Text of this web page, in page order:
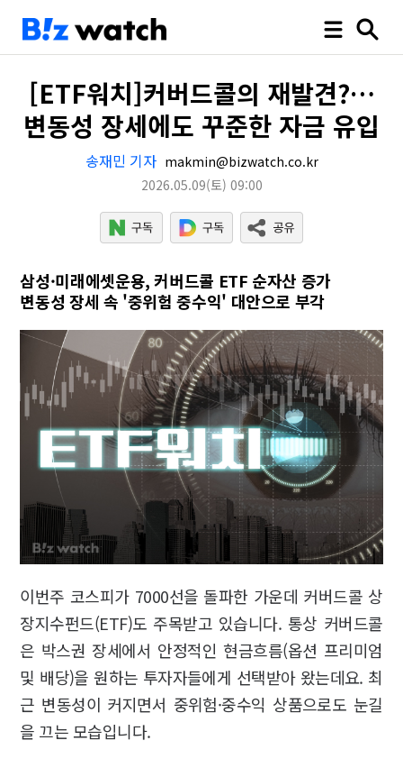
[ETF워치]커버드콜의 재발견?…
변동성 장세에도 꾸준한 자금 유입
송재민 기자 makmin@bizwatch.co.kr
2026.05.09(토) 09:00
삼성·미래에셋운용, 커버드콜 ETF 순자산 증가
변동성 장세 속 '중위험 중수익' 대안으로 부각
이번주 코스피가 7000선을 돌파한 가운데 커버드콜 상
장지수펀드(ETF)도 주목받고 있습니다. 통상 커버드콜
은 박스권 장세에서 안정적인 현금흐름(옵션 프리미엄
및 배당)을 원하는 투자자들에게 선택받아 왔는데요. 최
근 변동성이 커지면서 중위험·중수익 상품으로도 눈길
을 끄는 모습입니다.